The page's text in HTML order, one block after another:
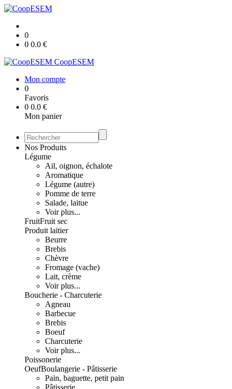
0
0 0.0 €
CoopESEM
Mon compte
0
Favoris
0 0.0 €
Mon panier
Nos Produits
Légume
Ail, oignon, échalote
Aromatique
Légume (autre)
Pomme de terre
Salade, laitue
Voir plus...
FruitFruit sec
Produit laitier
Beurre
Brebis
Chèvre
Fromage (vache)
Lait, crème
Voir plus...
Boucherie - Charcuterie
Agneau
Barbecue
Brebis
Boeuf
Charcuterie
Voir plus...
Poissonerie
OeufBoulangerie - Pâtisserie
Pain, baguette, petit pain
Pâtisserie